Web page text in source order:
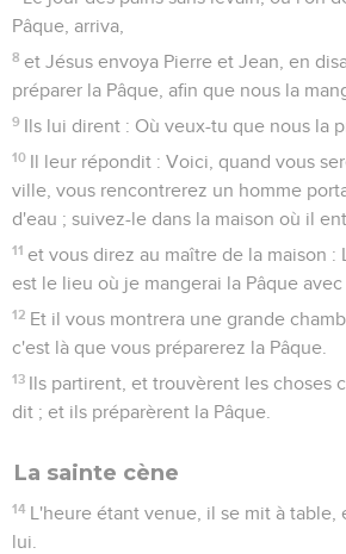
Pâque, arriva,
8 et Jésus envoya Pierre et Jean, en
préparer la Pâque, afin que nous la
9 Ils lui dirent : Où veux-tu que nous la
10 Il leur répondit : Voici, quand vous
ville, vous rencontrerez un homme
d'eau ; suivez-le dans la maison où il
11 et vous direz au maître de la maison :
est le lieu où je mangerai la Pâque
12 Et il vous montrera une grande
c'est là que vous préparerez la Pâque.
13 Ils partirent, et trouvèrent les choses
dit ; et ils préparèrent la Pâque.
La sainte cène
14 L'heure étant venue, il se mit à table,
lui.